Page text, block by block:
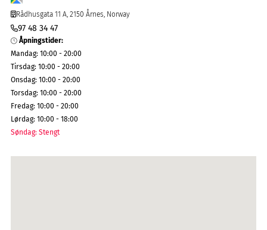
Rådhusgata 11 A, 2150 Årnes, Norway
97 48 34 47
Åpningstider:
Mandag: 10:00 - 20:00
Tirsdag: 10:00 - 20:00
Onsdag: 10:00 - 20:00
Torsdag: 10:00 - 20:00
Fredag: 10:00 - 20:00
Lørdag: 10:00 - 18:00
Søndag: Stengt